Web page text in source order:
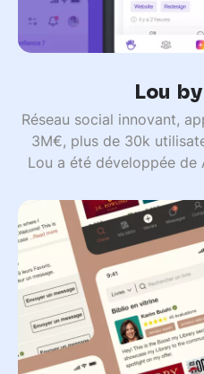
Lou
Réseau social innovant,
3M€, plus de 30k
Lou a été développée